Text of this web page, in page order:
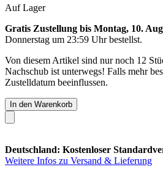
Auf Lager
Gratis Zustellung bis Montag, 10.
Donnerstag um 23:59 Uhrbestellst.
Von diesem Artikel sind nur noch 12
Nachschub ist unterwegs! Falls mehr
Zustelldatum beeinflussen.
In den Warenkorb
Deutschland: Kostenloser
Weitere Infos zu Versand & Lieferung